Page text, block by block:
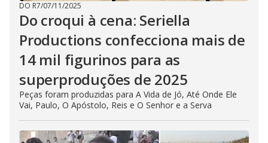
DO R7/07/11/2025
Do croqui à cena: Seriella
Productions confecciona mais de
14 mil figurinos para as
superproduções de 2025
Peças foram produzidas para A Vida de Jó, Até Onde Ele
Vai, Paulo, O Apóstolo, Reis e O Senhor e a Serva